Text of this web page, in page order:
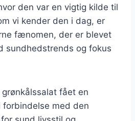
den var en vigtig kilde til
vi kender den i dag, er
fænomen, der er blevet
sundhedstrends og fokus
fået en
med den